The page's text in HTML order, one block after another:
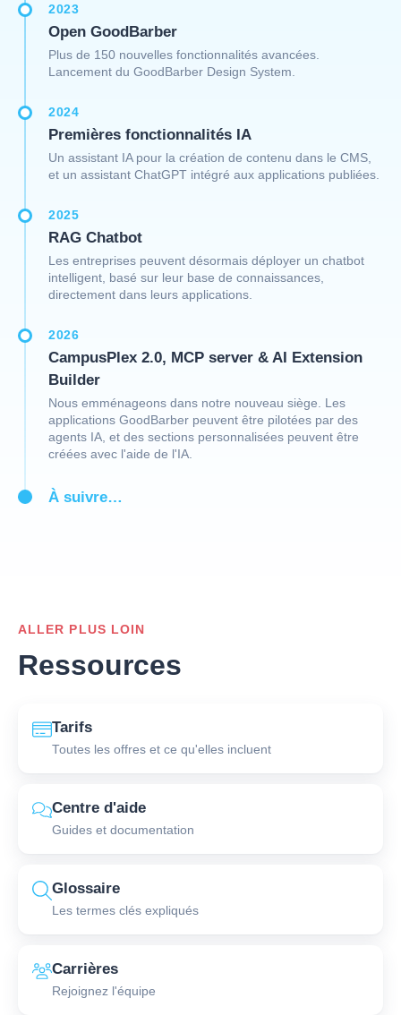
2023
Open GoodBarber
Plus de 150 nouvelles fonctionnalités avancées.
Lancement du GoodBarber Design System.
2024
Premières fonctionnalités IA
Un assistant IA pour la création de contenu dans le CMS,
et un assistant ChatGPT intégré aux applications publiées.
2025
RAG Chatbot
Les entreprises peuvent désormais déployer un chatbot
intelligent, basé sur leur base de connaissances,
directement dans leurs applications.
2026
CampusPlex 2.0, MCP server & AI Extension
Builder
Nous emménageons dans notre nouveau siège. Les
applications GoodBarber peuvent être pilotées par des
agents IA, et des sections personnalisées peuvent être
créées avec l'aide de l'IA.
À suivre…
ALLER PLUS LOIN
Ressources
Tarifs
Toutes les offres et ce qu'elles incluent
Centre d'aide
Guides et documentation
Glossaire
Les termes clés expliqués
Carrières
Rejoignez l'équipe